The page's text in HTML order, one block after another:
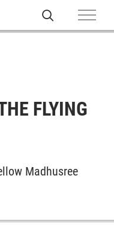
FLYING
Madhusree